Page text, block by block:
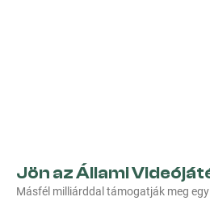
Jön az Állami
Másfél milliárddal támogatják meg